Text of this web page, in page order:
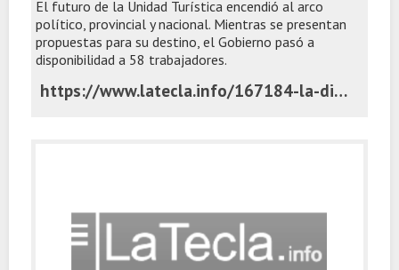
El futuro de la Unidad Turística encendió al arco
político, provincial y nacional. Mientras se presentan
propuestas para su destino, el Gobierno pasó a
disponibilidad a 58 trabajadores.
https://www.latecla.info/167184-la-disputa-politica-por-chapadmalal